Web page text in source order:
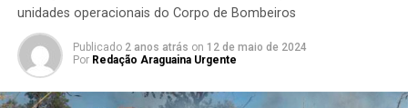
unidades operacionais do Corpo de Bombeiros
Publicado 2 anos atrás on 12 de maio de 2024
Por Redação Araguaina Urgente